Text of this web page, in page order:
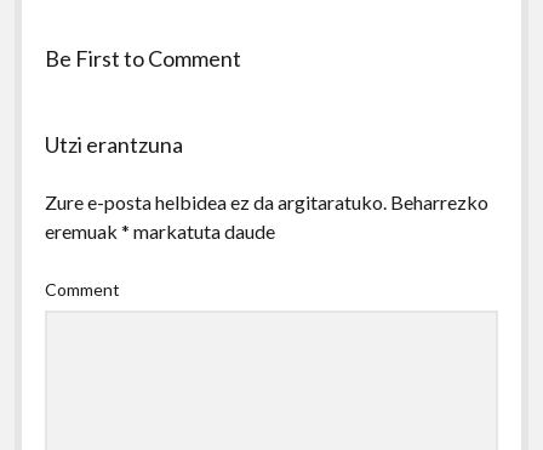
Be First to Comment
Utzi erantzuna
Zure e-posta helbidea ez da argitaratuko. Beharrezko
eremuak * markatuta daude
Comment